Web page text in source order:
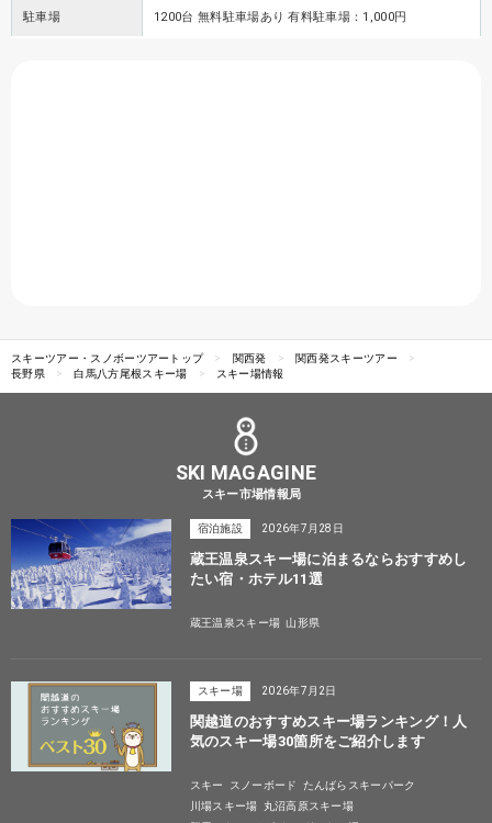
駐車場 1200台 無料駐車場あり 有料駐車場：1,000円
スキーツアー・スノボーツアートップ 関西発
関西発スキーツアー
長野県
白馬八方尾根スキー場 スキー場情報
SKI MAGAGINE
スキー市場情報局
宿泊施設 2026年7月28日
蔵王温泉スキー場に泊まるならおすすめし
たい宿・ホテル11選
蔵王温泉スキー場 山形県
スキー場 2026年7月2日
関越道のおすすめスキー場ランキング！人
気のスキー場30箇所をご紹介します
スキー スノーボード
たんばらスキーパーク
川場スキー場
丸沼高原スキー場